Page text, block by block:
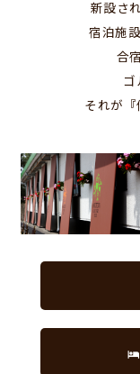
新設さ
宿泊施
合
ゴ
それが『